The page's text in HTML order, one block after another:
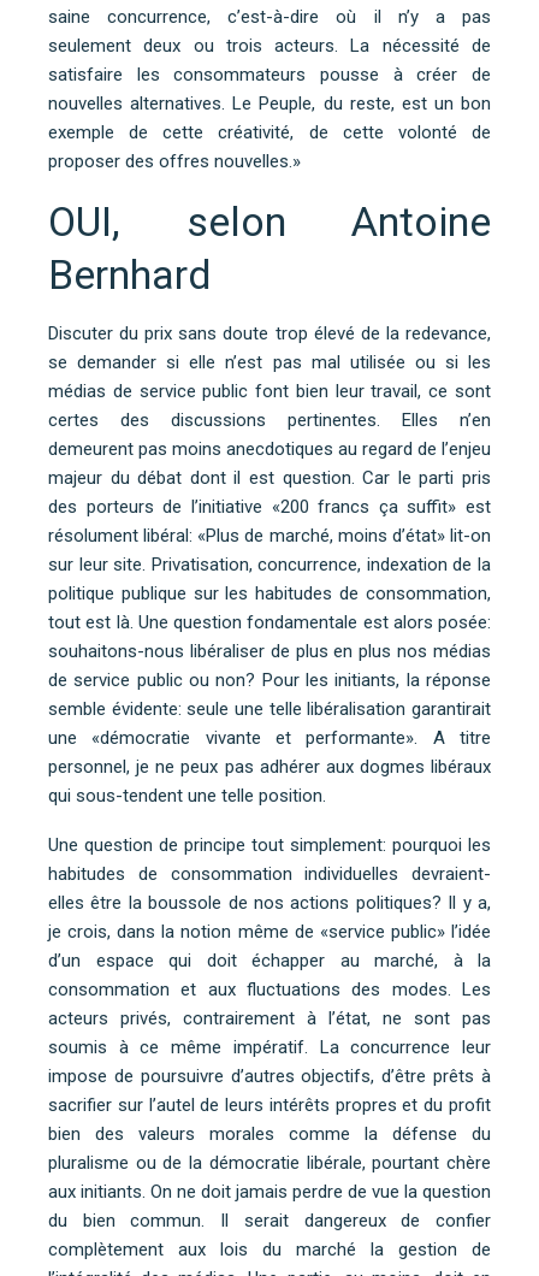
saine concurrence, c’est-à-dire où il n’y a pas
seulement deux ou trois acteurs. La nécessité de
satisfaire les consommateurs pousse à créer de
nouvelles alternatives. Le Peuple, du reste, est un bon
exemple de cette créativité, de cette volonté de
proposer des offres nouvelles.»
OUI, selon Antoine
Bernhard
Discuter du prix sans doute trop élevé de la redevance,
se demander si elle n’est pas mal utilisée ou si les
médias de service public font bien leur travail, ce sont
certes des discussions pertinentes. Elles n’en
demeurent pas moins anecdotiques au regard de l’enjeu
majeur du débat dont il est question. Car le parti pris
des porteurs de l’initiative «200 francs ça suffit» est
résolument libéral: «Plus de marché, moins d’état» lit-on
sur leur site. Privatisation, concurrence, indexation de la
politique publique sur les habitudes de consommation,
tout est là. Une question fondamentale est alors posée:
souhaitons-nous libéraliser de plus en plus nos médias
de service public ou non? Pour les initiants, la réponse
semble évidente: seule une telle libéralisation garantirait
une «démocratie vivante et performante». A titre
personnel, je ne peux pas adhérer aux dogmes libéraux
qui sous-tendent une telle position.
Une question de principe tout simplement: pourquoi les
habitudes de consommation individuelles devraient-
elles être la boussole de nos actions politiques? Il y a,
je crois, dans la notion même de «service public» l’idée
d’un espace qui doit échapper au marché, à la
consommation et aux fluctuations des modes. Les
acteurs privés, contrairement à l’état, ne sont pas
soumis à ce même impératif. La concurrence leur
impose de poursuivre d’autres objectifs, d’être prêts à
sacrifier sur l’autel de leurs intérêts propres et du profit
bien des valeurs morales comme la défense du
pluralisme ou de la démocratie libérale, pourtant chère
aux initiants. On ne doit jamais perdre de vue la question
du bien commun. Il serait dangereux de confier
complètement aux lois du marché la gestion de